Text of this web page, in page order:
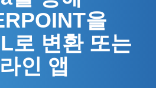
을
로 변환 또는
인 앱